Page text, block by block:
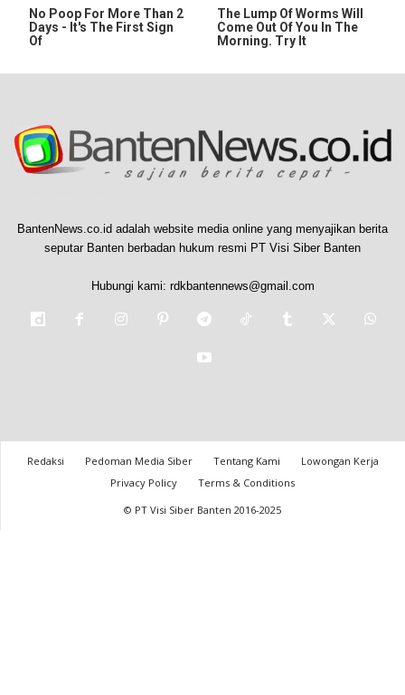
No Poop For More Than 2
Days - It's The First Sign
Of
The Lump Of Worms Will
Come Out Of You In The
Morning. Try It
BantenNews.co.id adalah website media online yang menyajikan berita
seputar Banten berbadan hukum resmi PT Visi Siber Banten
Hubungi kami: rdkbantennews@gmail.com
Redaksi Pedoman Media Siber Tentang Kami
Lowongan Kerja
Privacy Policy
Terms & Conditions
© PT Visi Siber Banten 2016-2025